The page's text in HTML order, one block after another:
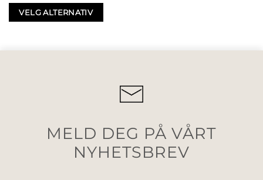
VELG ALTERNATIV
MELD DEG PÅ VÅRT
NYHETSBREV